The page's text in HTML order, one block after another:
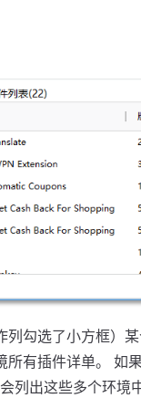
列勾选了小方框）
所有插件详单。 如
列出这些多个环境